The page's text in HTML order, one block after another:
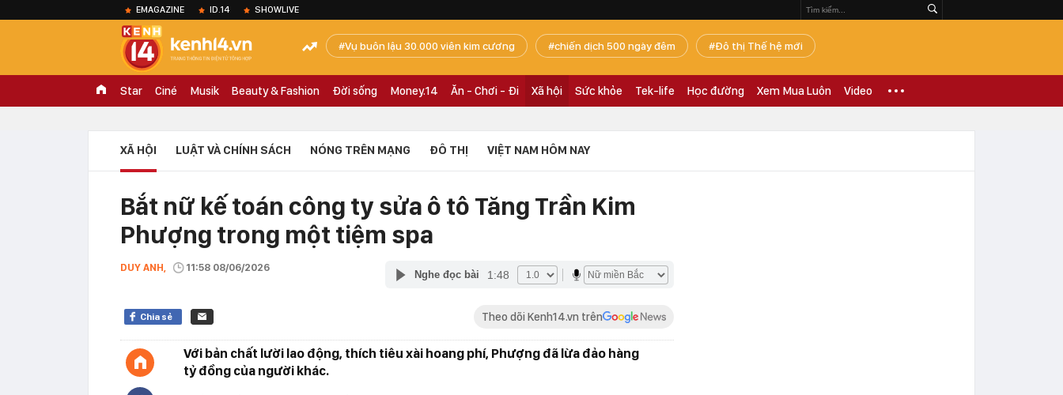
EMAGAZINE ID.14 SHOWLIVE
Vụ buôn lậu 30.000 viên kim cương chiến dịch 500 ngày đêm Đô thị Thế hệ mới
Star Ciné Musik Beauty & Fashion Đời sống Money.14 Ăn - Chơi - Đi Xã hội Sức khỏe Tek-life Học đường Xem Mua Luôn Video
XÃ HỘI LUẬT VÀ CHÍNH SÁCH NÓNG TRÊN MẠNG ĐÔ THỊ VIỆT NAM HÔM NAY
Bắt nữ kế toán công ty sửa ô tô Tăng Trần Kim
Phượng trong một tiệm spa
DUY ANH, 11:58 08/06/2026
Nghe đọc bài 1:48
Chia sẻ Theo dõi Kenh14.vn trên
Với bản chất lười lao động, thích tiêu xài hoang phí, Phượng đã lừa đảo hàng
tỷ đồng của người khác.